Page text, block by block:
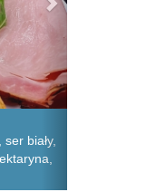
biały,